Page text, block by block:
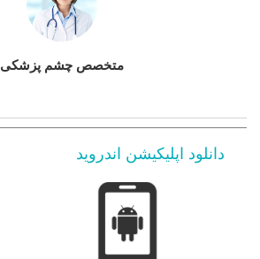
متخصص چشم پزشکی
دانلود اپلیکیشن اندروید